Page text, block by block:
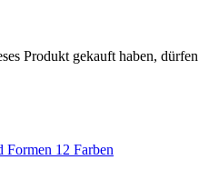
Produkt gekauft haben, dürfen